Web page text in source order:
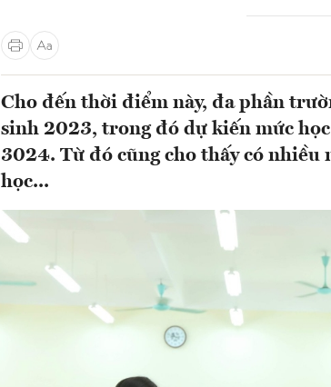
Cho đến thời điểm này, đa phần
sinh 2023, trong đó dự kiến mức
3024. Từ đó cũng cho thấy có nhiều
học...